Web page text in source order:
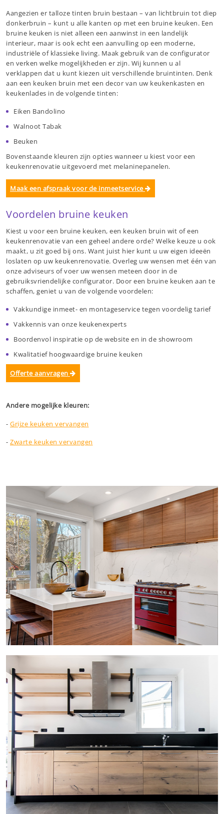
Aangezien er talloze tinten bruin bestaan – van lichtbruin tot diep
donkerbruin – kunt u alle kanten op met een bruine keuken. Een
bruine keuken is niet alleen een aanwinst in een landelijk
interieur, maar is ook echt een aanvulling op een moderne,
industriële of klassieke living. Maak gebruik van de configurator
en verken welke mogelijkheden er zijn. Wij kunnen u al
verklappen dat u kunt kiezen uit verschillende bruintinten. Denk
aan een keuken bruin met een decor van uw keukenkasten en
keukenlades in de volgende tinten:
Eiken Bandolino
Walnoot Tabak
Beuken
Bovenstaande kleuren zijn opties wanneer u kiest voor een
keukenrenovatie uitgevoerd met melaninepanelen.
Maak een afspraak voor de inmeetservice
Voordelen bruine keuken
Kiest u voor een bruine keuken, een keuken bruin wit of een
keukenrenovatie van een geheel andere orde? Welke keuze u ook
maakt, u zit goed bij ons. Want juist hier kunt u uw eigen ideeën
loslaten op uw keukenrenovatie. Overleg uw wensen met één van
onze adviseurs of voer uw wensen meteen door in de
gebruiksvriendelijke configurator. Door een bruine keuken aan te
schaffen, geniet u van de volgende voordelen:
Vakkundige inmeet- en montageservice tegen voordelig tarief
Vakkennis van onze keukenexperts
Boordenvol inspiratie op de website en in de showroom
Kwalitatief hoogwaardige bruine keuken
Offerte aanvragen
Andere mogelijke kleuren:
- Grijze keuken vervangen
- Zwarte keuken vervangen